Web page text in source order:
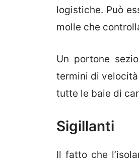
logistiche. Può
molle che
Un portone
termini di
tutte le baie di
Sigillanti
Il fatto che